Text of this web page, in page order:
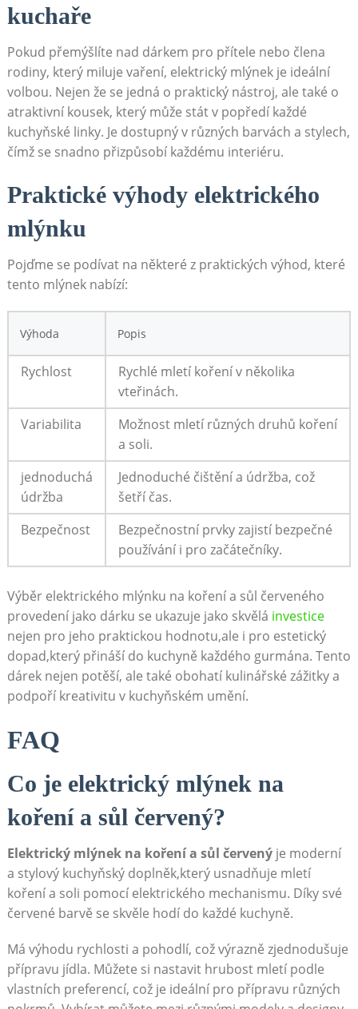
kuchaře
Pokud přemýšlíte nad ⁢dárkem pro ⁤přítele nebo člena
rodiny, který miluje vaření, elektrický mlýnek je​ ideální
volbou. Nejen že se jedná o praktický nástroj, ale také o
atraktivní kousek, který může stát v popředí každé
kuchyňské linky. Je dostupný v různých barvách a stylech,
čímž se snadno přizpůsobí každému interiéru.
Praktické výhody elektrického
mlýnku
Pojďme‌ se podívat na některé z praktických ⁣výhod, které
tento mlýnek​ nabízí:
Výhoda Popis
Rychlost
Rychlé​ mletí koření v několika
vteřinách.
Variabilita
Možnost mletí různých druhů koření
a soli.
jednoduchá
údržba
Jednoduché čištění‍ a údržba, což
šetří čas.
Bezpečnost
Bezpečnostní prvky zajistí​ bezpečné
používání i pro začátečníky.
Výběr elektrického mlýnku⁢ na koření a ⁣sůl červeného
⁣provedení jako dárku se ukazuje jako skvělá investice
nejen pro jeho praktickou⁤ hodnotu,ale i pro estetický
dopad,který ​přináší do kuchyně každého gurmána. Tento
dárek nejen potěší, ale také obohatí⁢ kulinářské zážitky a‍
podpoří kreativitu v kuchyňském umění.
FAQ
Co je elektrický mlýnek na
koření a sůl červený?
Elektrický mlýnek na koření a sůl červenýje moderní
a stylový kuchyňský doplněk,který usnadňuje mletí
koření a soli pomocí elektrického mechanismu. Díky své
červené barvě​ se ‌skvěle hodí do každé kuchyně.
Má výhodu rychlosti a pohodlí, což výrazně zjednodušuje
přípravu jídla. Můžete si nastavit hrubost mletí ⁤podle
vlastních preferencí,⁢ což je​ ideální pro přípravu různých